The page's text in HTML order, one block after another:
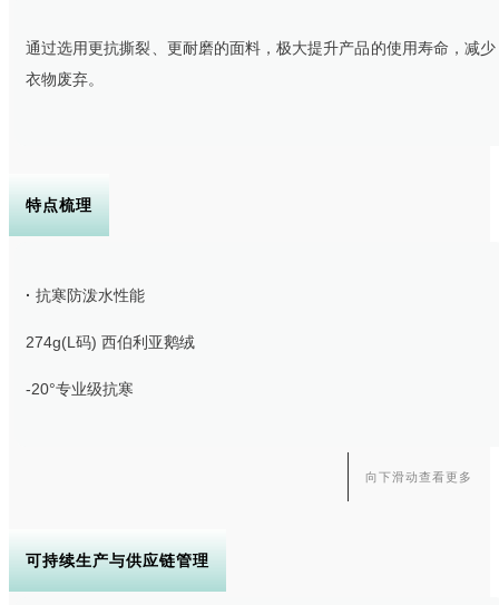
通过选用更抗撕裂、更耐磨的面料，极大提升产品的使用寿命，减少
衣物废弃。
特点梳理
· 抗寒防泼水性能
274g(L码) 西伯利亚鹅绒
-20°专业级抗寒
向下滑动查看更多
可持续生产与供应链管理